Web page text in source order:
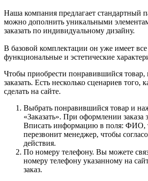
Наша компания предлагает стандартный
можно дополнить уникальными
заказать по индивидуальному дизайну.
В базовой комплектации он уже имеет
функциональные и эстетические
Чтобы приобрести понравившийся товар,
заказать. Есть несколько сценариев того,
сделать на сайте.
Выбрать понравившийся товар и
«Заказать». При оформлении заказа
Вписать информацию в поля: ФИО,
перезвонит менеджер, чтобы
действия.
По номеру телефону. Вы можете
номеру телефону указанному на
заказ.